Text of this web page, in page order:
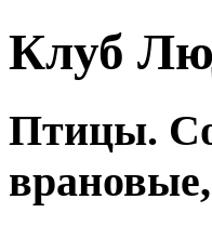
Клуб
Птицы.